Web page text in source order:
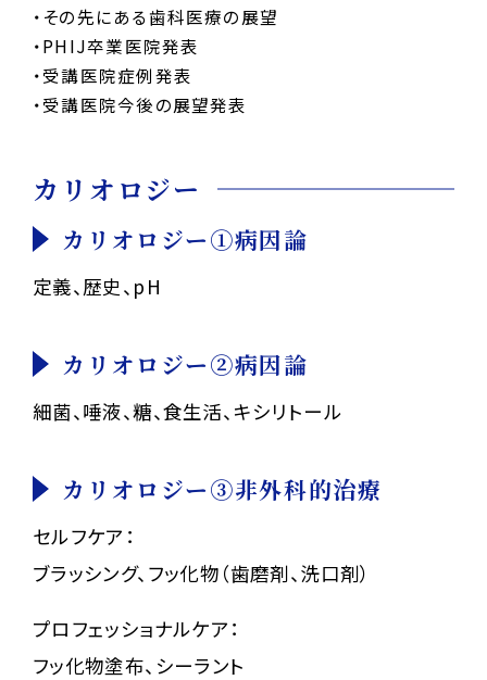
・その先にある歯科医療の展望
・PHIJ卒業医院発表
・受講医院症例発表
・受講医院今後の展望発表
カリオロジー
カリオロジー①病因論
定義、歴史、pH
カリオロジー②病因論
細菌、唾液、糖、食生活、キシリトール
カリオロジー③非外科的治療
セルフケア：
ブラッシング、フッ化物（歯磨剤、洗口剤）
プロフェッショナルケア：
フッ化物塗布、シーラント